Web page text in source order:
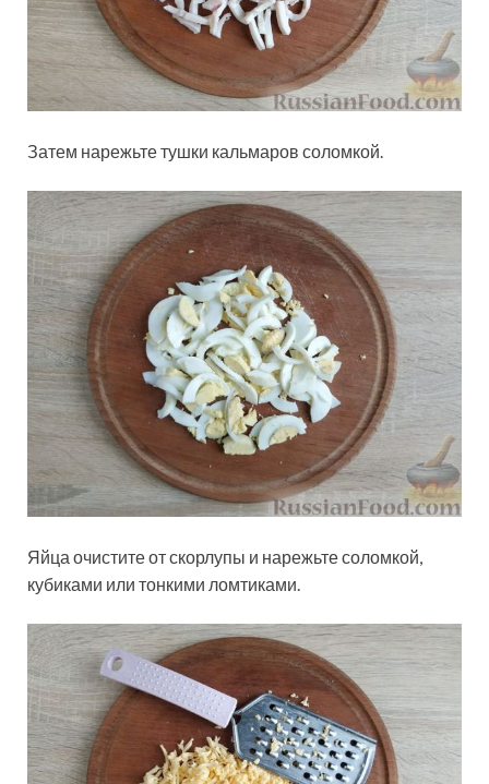
Затем нарежьте тушки кальмаров соломкой.
Яйца очистите от скорлупы и нарежьте соломкой,
кубиками или тонкими ломтиками.